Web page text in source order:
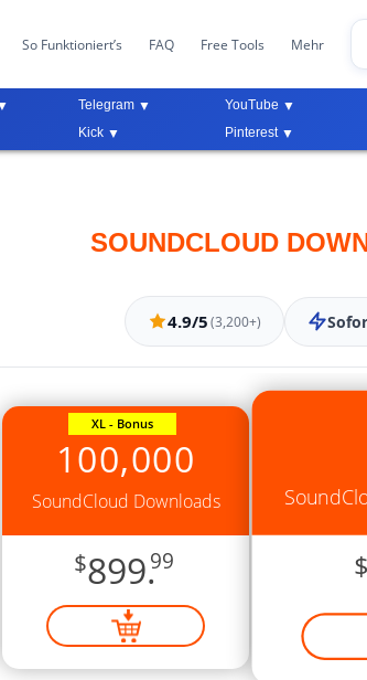
So Funktioniert’s FAQ Free Tools Mehr
Telegram YouTube
Kick Pinterest
SOUNDCLOUD
4.9/5(3,200+)
XL - Bonus
100,000
SoundCloud Downloads
$899.99 $